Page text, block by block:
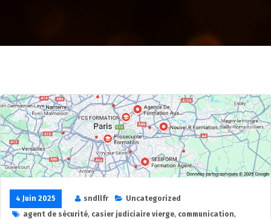
4 Juin 2025 sndllfr
Uncategorized
agent de sécurité, casier judiciaire vierge, communication,